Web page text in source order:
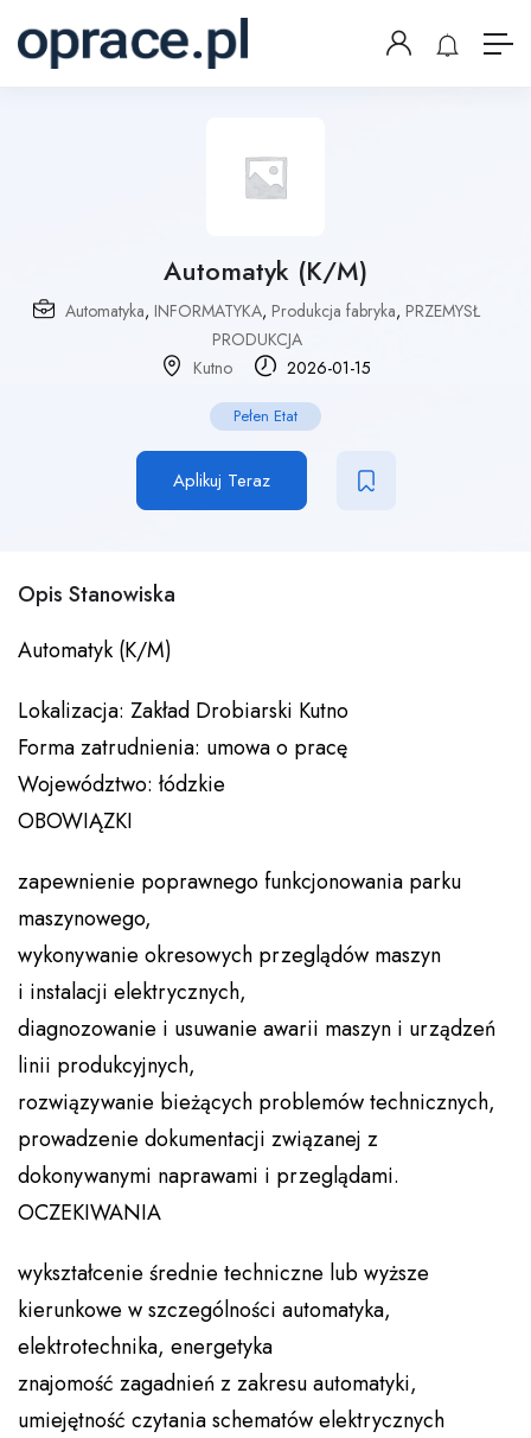
Automatyk (K/M)
Automatyka, INFORMATYKA, Produkcja fabryka, PRZEMYSŁ
PRODUKCJA
Kutno
2026-01-15
Pełen Etat
Aplikuj Teraz
Opis Stanowiska
Automatyk (K/M)
Lokalizacja: Zakład Drobiarski Kutno
Forma zatrudnienia: umowa o pracę
Województwo: łódzkie
OBOWIĄZKI
zapewnienie poprawnego funkcjonowania parku
maszynowego,
wykonywanie okresowych przeglądów maszyn
i instalacji elektrycznych,
diagnozowanie i usuwanie awarii maszyn i urządzeń
linii produkcyjnych,
rozwiązywanie bieżących problemów technicznych,
prowadzenie dokumentacji związanej z
dokonywanymi naprawami i przeglądami.
OCZEKIWANIA
wykształcenie średnie techniczne lub wyższe
kierunkowe w szczególności automatyka,
elektrotechnika, energetyka
znajomość zagadnień z zakresu automatyki,
umiejętność czytania schematów elektrycznych